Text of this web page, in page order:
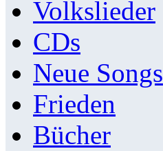
Volkslieder
CDs
Neue Songs
Frieden
Bücher